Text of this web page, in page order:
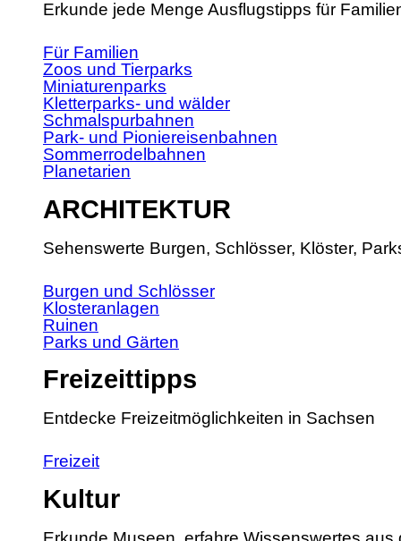
Erkunde jede Menge Ausflugstipps für
Für Familien
Zoos und Tierparks
Miniaturenparks
Kletterparks- und wälder
Schmalspurbahnen
Park- und Pioniereisenbahnen
Sommerrodelbahnen
Planetarien
ARCHITEKTUR
Sehenswerte Burgen, Schlösser, Klöster,
Burgen und Schlösser
Klosteranlagen
Ruinen
Parks und Gärten
Freizeittipps
Entdecke Freizeitmöglichkeiten in Sachsen
Freizeit
Kultur